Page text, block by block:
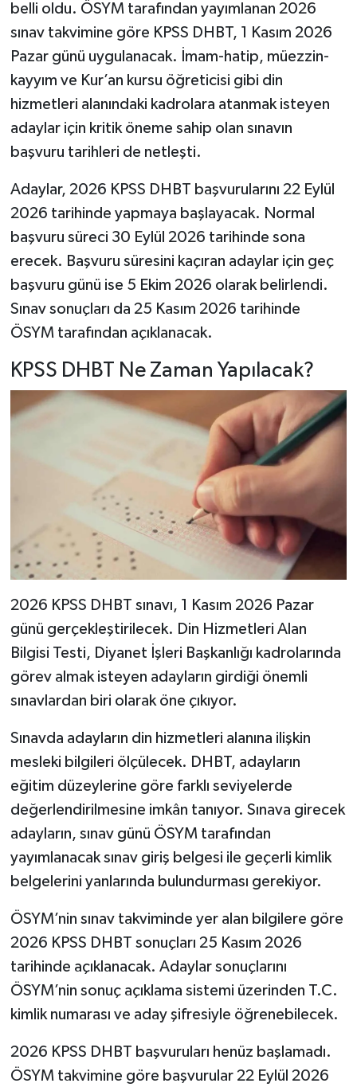
belli oldu. ÖSYM tarafından yayımlanan 2026
sınav takvimine göre KPSS DHBT, 1 Kasım 2026
Pazar günü uygulanacak. İmam-hatip, müezzin-
kayyım ve Kur’an kursu öğreticisi gibi din
hizmetleri alanındaki kadrolara atanmak isteyen
adaylar için kritik öneme sahip olan sınavın
başvuru tarihleri de netleşti.
Adaylar, 2026 KPSS DHBT başvurularını 22 Eylül
2026 tarihinde yapmaya başlayacak. Normal
başvuru süreci 30 Eylül 2026 tarihinde sona
erecek. Başvuru süresini kaçıran adaylar için geç
başvuru günü ise 5 Ekim 2026 olarak belirlendi.
Sınav sonuçları da 25 Kasım 2026 tarihinde
ÖSYM tarafından açıklanacak.
KPSS DHBT Ne Zaman Yapılacak?
2026 KPSS DHBT sınavı, 1 Kasım 2026 Pazar
günü gerçekleştirilecek. Din Hizmetleri Alan
Bilgisi Testi, Diyanet İşleri Başkanlığı kadrolarında
görev almak isteyen adayların girdiği önemli
sınavlardan biri olarak öne çıkıyor.
Sınavda adayların din hizmetleri alanına ilişkin
mesleki bilgileri ölçülecek. DHBT, adayların
eğitim düzeylerine göre farklı seviyelerde
değerlendirilmesine imkân tanıyor. Sınava girecek
adayların, sınav günü ÖSYM tarafından
yayımlanacak sınav giriş belgesi ile geçerli kimlik
belgelerini yanlarında bulundurması gerekiyor.
ÖSYM’nin sınav takviminde yer alan bilgilere göre
2026 KPSS DHBT sonuçları 25 Kasım 2026
tarihinde açıklanacak. Adaylar sonuçlarını
ÖSYM’nin sonuç açıklama sistemi üzerinden T.C.
kimlik numarası ve aday şifresiyle öğrenebilecek.
2026 KPSS DHBT başvuruları henüz başlamadı.
ÖSYM takvimine göre başvurular 22 Eylül 2026